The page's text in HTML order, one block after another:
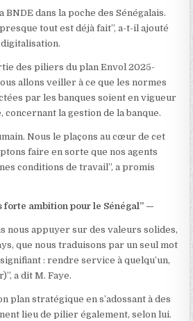
dans la poche des Sénégalais.
tout est déjà fait”, a-t-il ajouté
des piliers du plan Envol 2025-
allons veiller à ce que les normes
par les banques soient en vigueur
concernant la gestion de la banque.
Nous le plaçons au cœur de cet
faire en sorte que nos agents
conditions de travail”, a promis
forte ambition pour le Sénégal” —
nous appuyer sur des valeurs solides,
que nous traduisons par un seul mot
: rendre service à quelqu’un,
a dit M. Faye.
plan stratégique en s’adossant à des
lieu de pilier également, selon lui.